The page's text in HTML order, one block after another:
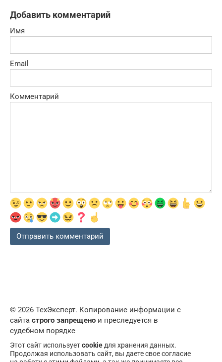
Добавить комментарий
Имя
Email
Комментарий
© 2026 ТехЭксперт. Копирование информации с
сайта строго запрещено и преследуется в
судебном порядке
Этот сайт используетcookieдля хранения данных.
Продолжая использовать сайт, вы даете свое согласие